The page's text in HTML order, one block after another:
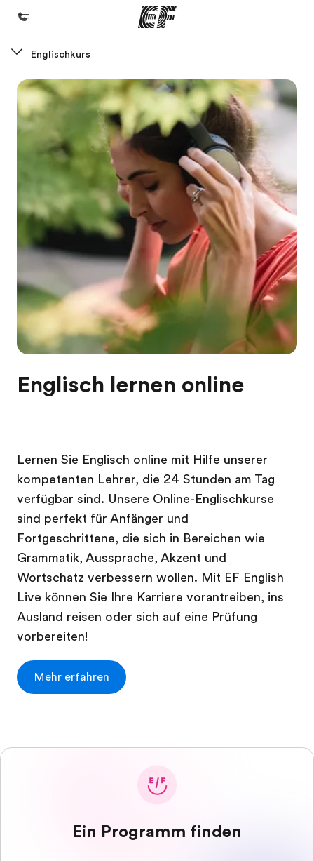
Willkommen bei EF
Programme
Alle Programme ansehen
Büros in der Nähe
Über uns
Wer wir sind
Karriere
Werde Teil unseres Teams
Englischkurs
Englisch lernen online
Lernen Sie Englisch online mit Hilfe unserer
kompetenten Lehrer, die 24 Stunden am Tag
verfügbar sind. Unsere Online-Englischkurse
sind perfekt für Anfänger und
Fortgeschrittene, die sich in Bereichen wie
Grammatik, Aussprache, Akzent und
Wortschatz verbessern wollen. Mit EF English
Live können Sie Ihre Karriere vorantreiben, ins
Ausland reisen oder sich auf eine Prüfung
vorbereiten!
Mehr erfahren
Ein Programm finden